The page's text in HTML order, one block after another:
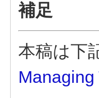
補足
本稿は下